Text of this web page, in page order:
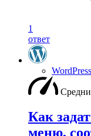
1
ответ
WordPress
Как
меню,